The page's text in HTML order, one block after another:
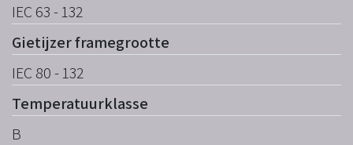
IEC 63 - 132
Gietijzer framegrootte
IEC 80 - 132
Temperatuurklasse
B